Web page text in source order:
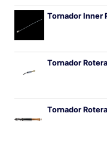
Tornador Inner
Tornador
Tornador